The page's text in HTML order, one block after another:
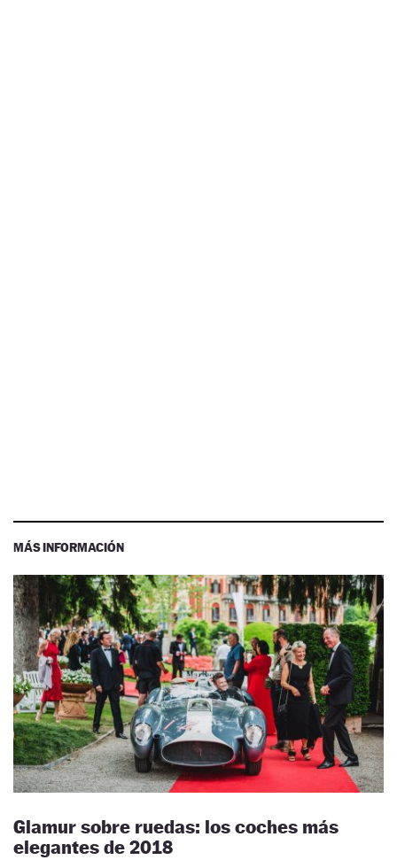
MÁS INFORMACIÓN
Glamur sobre ruedas: los coches más
elegantes de 2018